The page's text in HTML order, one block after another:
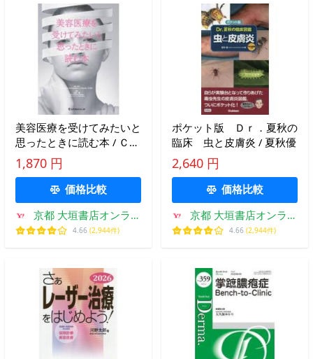
美容医療を受けてみたいと
思ったときに読む本 / Ｃｒ
ｅａｔｏｒ’ｓＡ
1,870 円
価格比較
京都 大垣書店オンライ
ン
4.66 (2,944件)
ポケット版 Ｄｒ．夏秋の
臨床 虫と皮膚炎 / 夏秋優
2,640 円
価格比較
京都 大垣書店オンライ
ン
4.66 (2,944件)